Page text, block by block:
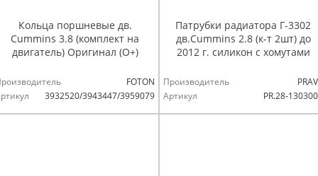
Кольца поршневые дв.
Cummins 3.8 (комплект на
двигатель) Оригинал (О+)
FOTON
3932520/3943447/3959079
Патрубки радиатора Г-3302
дв.Cummins 2.8 (к-т 2шт) до
2012 г. силикон с хомутами
Производитель
Артикул
PR.28-